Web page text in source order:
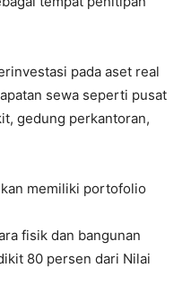
pada aset real
sewa seperti pusat
gedung perkantoran,
memiliki portofolio
fisik dan bangunan
80 persen dari Nilai